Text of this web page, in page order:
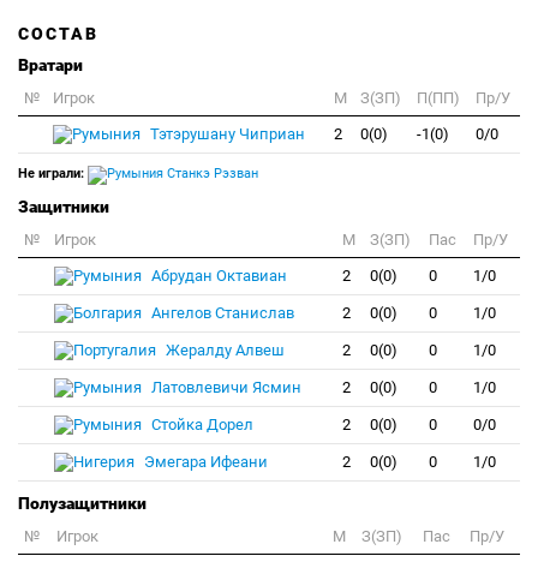
СОСТАВ
Вратари
№ Игрок M З(ЗП) П(ПП)
Пр/У
Тэтэрушану Чиприан
2 0(0) -1(0) 0/0
Не играли: Станкэ Рэзван
Защитники
№ Игрок M З(ЗП) Пас
Пр/У
Абрудан Октавиан
2 0(0) 0 1/0
Ангелов Станислав 2 0(0) 0 1/0
Жералду Алвеш 2 0(0) 0 1/0
Латовлевичи Ясмин 2 0(0) 0 1/0
Стойка Дорел 2 0(0) 0 0/0
Эмегара Ифеани 2 0(0) 0 1/0
Полузащитники
№ Игрок M З(ЗП) Пас
Пр/У